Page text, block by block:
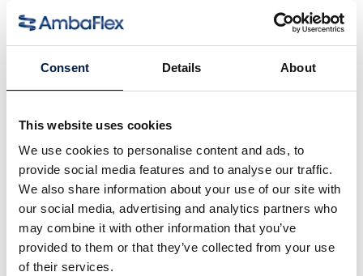
Consent Details About
This website uses cookies
We use cookies to personalise content and ads, to
provide social media features and to analyse our traffic.
We also share information about your use of our site with
our social media, advertising and analytics partners who
may combine it with other information that you’ve
provided to them or that they’ve collected from your use
of their services.
装瓶更多